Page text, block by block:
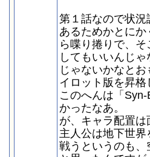
第１話なので状
あるためかとに
ら喋り捲りで、
してもいいんじ
じゃないかなと
イロット版を昇
このへんは「
かったなあ。
が、キャラ配置
主人公は地下世
戦うというのも